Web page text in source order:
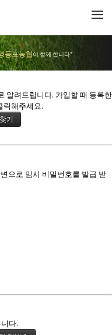
등포농협이 함께 합니다"
알려드립니다. 가입할 때 등록한
릭해주세요.
으로 임시 비밀번호를 발급 받
다.